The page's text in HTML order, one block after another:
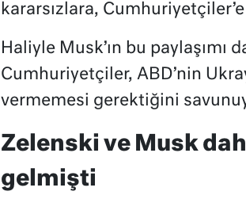
kararsızlara,
Haliyle Musk’ın bu paylaşımı
Cumhuriyetçiler, ABD’nin
vermemesi gerektiğini
Zelenski ve Musk
gelmişti